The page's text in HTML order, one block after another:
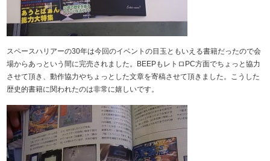
スペースハリアーの30年は今回のイベントの目玉ともいえる書籍だったので会
場からあっという間に完売されました。BEEPもレトロPC方面でちょっと協力
させて頂き、動作協力やちょっとした文章を寄稿させて頂きました。こうした
歴史的書籍に関われたのは非常に嬉しいです。